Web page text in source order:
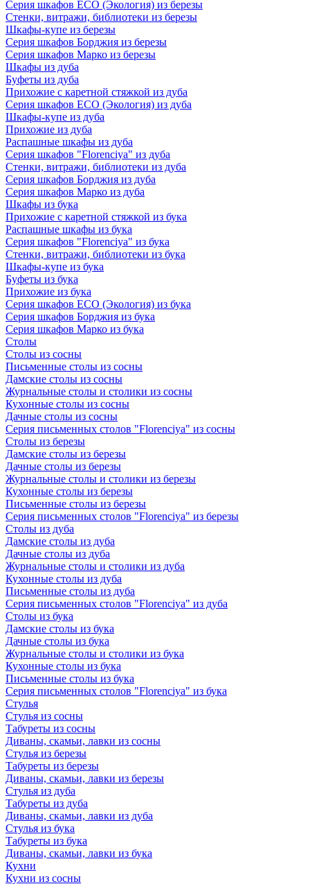
Серия шкафов ECO (Экология) из березы
Стенки, витражи, библиотеки из березы
Шкафы-купе из березы
Серия шкафов Борджия из березы
Серия шкафов Марко из березы
Шкафы из дуба
Буфеты из дуба
Прихожие с каретной стяжкой из дуба
Серия шкафов ECO (Экология) из дуба
Шкафы-купе из дуба
Прихожие из дуба
Распашные шкафы из дуба
Серия шкафов "Florenciya" из дуба
Стенки, витражи, библиотеки из дуба
Серия шкафов Борджия из дуба
Серия шкафов Марко из дуба
Шкафы из бука
Прихожие с каретной стяжкой из бука
Распашные шкафы из бука
Серия шкафов "Florenciya" из бука
Стенки, витражи, библиотеки из бука
Шкафы-купе из бука
Буфеты из бука
Прихожие из бука
Серия шкафов ECO (Экология) из бука
Серия шкафов Борджия из бука
Серия шкафов Марко из бука
Столы
Столы из сосны
Письменные столы из сосны
Дамские столы из сосны
Журнальные столы и столики из сосны
Кухонные столы из сосны
Дачные столы из сосны
Серия письменных столов "Florenciya" из сосны
Столы из березы
Дамские столы из березы
Дачные столы из березы
Журнальные столы и столики из березы
Кухонные столы из березы
Письменные столы из березы
Серия письменных столов "Florenciya" из березы
Столы из дуба
Дамские столы из дуба
Дачные столы из дуба
Журнальные столы и столики из дуба
Кухонные столы из дуба
Письменные столы из дуба
Серия письменных столов "Florenciya" из дуба
Столы из бука
Дамские столы из бука
Дачные столы из бука
Журнальные столы и столики из бука
Кухонные столы из бука
Письменные столы из бука
Серия письменных столов "Florenciya" из бука
Стулья
Стулья из сосны
Табуреты из сосны
Диваны, скамьи, лавки из сосны
Стулья из березы
Табуреты из березы
Диваны, скамьи, лавки из березы
Стулья из дуба
Табуреты из дуба
Диваны, скамьи, лавки из дуба
Стулья из бука
Табуреты из бука
Диваны, скамьи, лавки из бука
Кухни
Кухни из сосны